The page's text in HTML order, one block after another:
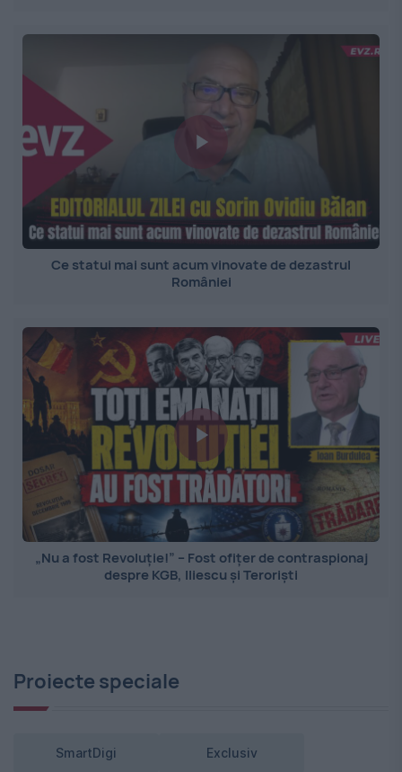
Ce statui mai sunt acum vinovate de dezastrul
României
„Nu a fost Revoluție!” – Fost ofițer de contraspionaj
despre KGB, Iliescu și Teroriști
Proiecte speciale
SmartDigi Exclusiv